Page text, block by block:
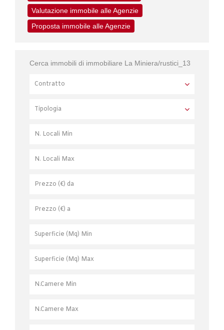
Valutazione immobile alle Agenzie
Proposta immobile alle Agenzie
Cerca immobili di immobiliare La Miniera/rustici_13